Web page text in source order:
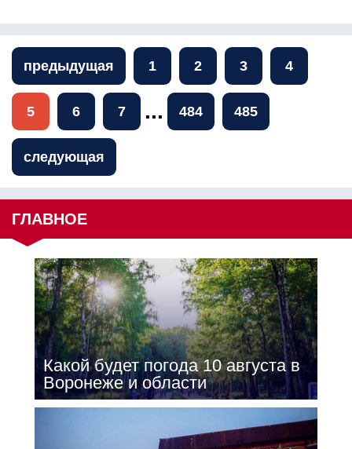
предыдущая 1 2 3 4
5 6 7 ... 484 485
следующая
ГЛАВНОЕ
Какой будет погода 10 августа в
Воронеже и области